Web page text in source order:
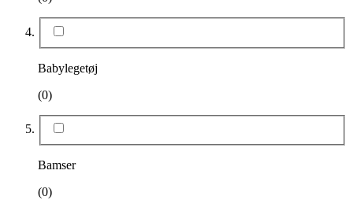
Babylegetøj
(0)
Bamser
(0)